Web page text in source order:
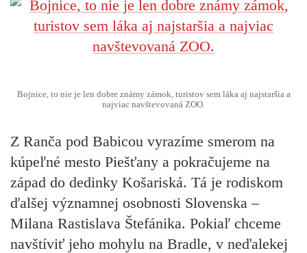
Bojnice, to nie je len dobre známy zámok, turistov sem láka aj najstaršia a
najviac navštevovaná ZOO.
Z Ranča pod Babicou vyrazíme smerom na
kúpeľné mesto Piešťany a pokračujeme na
západ do dedinky Košariská. Tá je rodiskom
ďalšej významnej osobnosti Slovenska –
Milana Rastislava Štefánika. Pokiaľ chceme
navštíviť jeho mohylu na Bradle, v neďalekej